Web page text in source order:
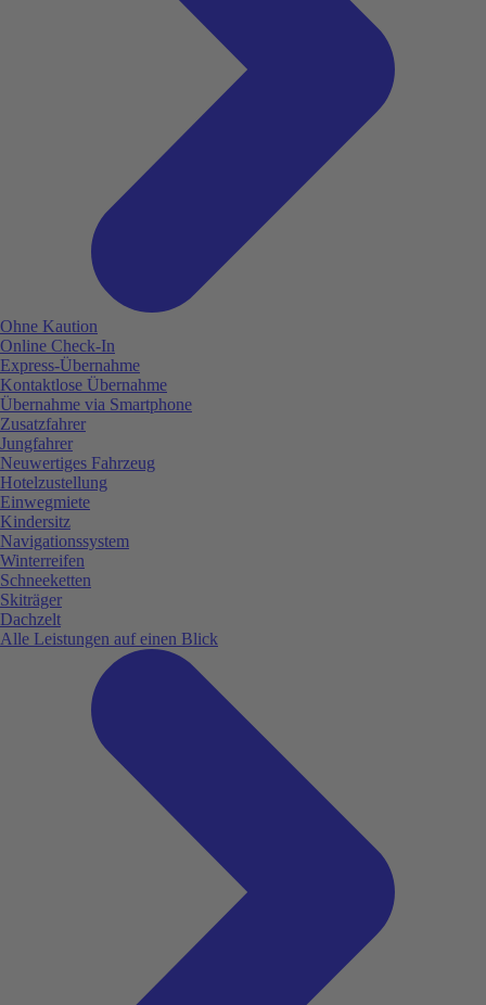
Ohne Kaution
Online Check-In
Express-Übernahme
Kontaktlose Übernahme
Übernahme via Smartphone
Zusatzfahrer
Jungfahrer
Neuwertiges Fahrzeug
Hotelzustellung
Einwegmiete
Kindersitz
Navigationssystem
Winterreifen
Schneeketten
Skiträger
Dachzelt
Alle Leistungen auf einen Blick